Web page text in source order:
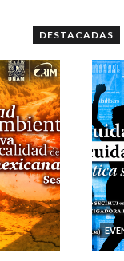
DESTACADAS